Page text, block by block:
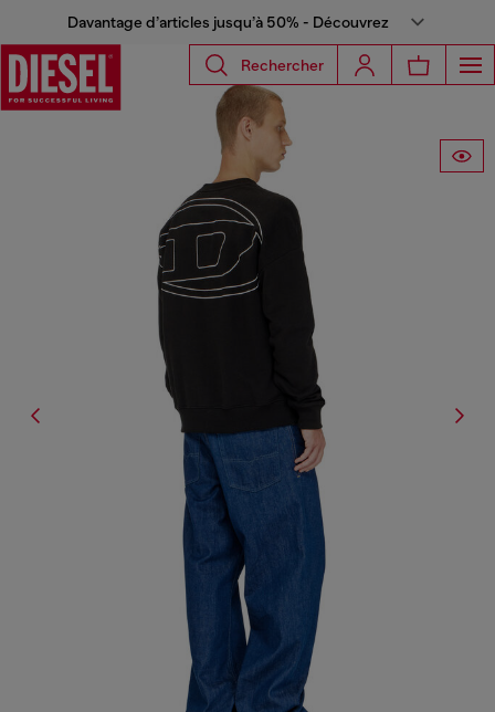
Davantage d’articles jusqu’à 50% - Découvrez
Rechercher